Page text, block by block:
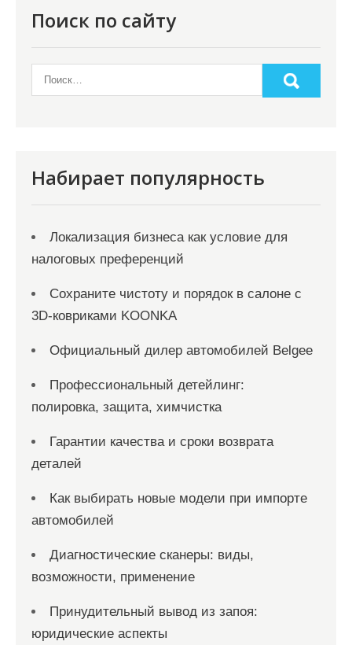
Поиск по сайту
Набирает популярность
Локализация бизнеса как условие для
налоговых преференций
Сохраните чистоту и порядок в салоне с
3D-ковриками KOONKA
Официальный дилер автомобилей Belgee
Профессиональный детейлинг:
полировка, защита, химчистка
Гарантии качества и сроки возврата
деталей
Как выбирать новые модели при импорте
автомобилей
Диагностические сканеры: виды,
возможности, применение
Принудительный вывод из запоя:
юридические аспекты